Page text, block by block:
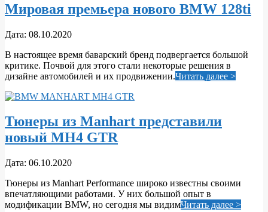
Мировая премьера нового BMW 128ti
2020-
08
Дата: 08.10.2020
В настоящее время баварский бренд подвергается большой
критике. Почвой для этого стали некоторые решения в
дизайне автомобилей и их продвижении.Читать далее >
Тюнеры из Manhart представили
новый MH4 GTR
2020-
06
Дата: 06.10.2020
Тюнеры из Manhart Performance широко известны своими
впечатляющими работами. У них большой опыт в
модификации BMW, но сегодня мы видимЧитать далее >